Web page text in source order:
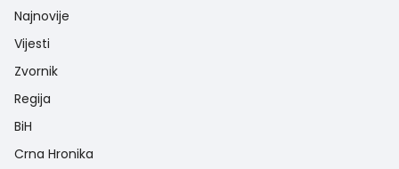
Najnovije
Vijesti
Zvornik
Regija
BiH
Crna Hronika